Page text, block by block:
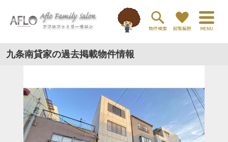
九条南貸家の過去掲載物件情報